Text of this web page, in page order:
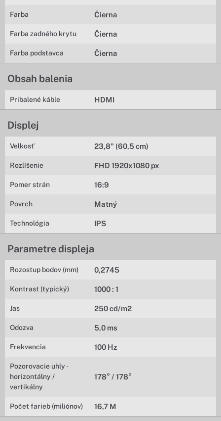
Farba Čierna
Farba zadného krytu Čierna
Farba podstavca Čierna
Obsah balenia
Pribalené káble HDMI
Displej
Velkosť 23,8" (60,5 cm)
Rozlíšenie FHD 1920x1080 px
Pomer strán 16:9
Povrch Matný
Technológia IPS
Parametre displeja
Rozostup bodov (mm) 0,2745
Kontrast (typický) 1000 : 1
Jas 250 cd/m2
Odozva 5,0 ms
Frekvencia 100 Hz
Pozorovacie uhly -
horizontálny /
vertikálny
178° / 178°
Počet farieb (miliónov) 16,7 M